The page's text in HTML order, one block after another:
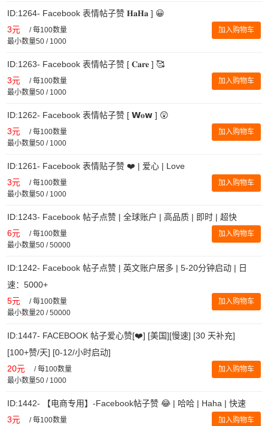
ID:1264- Facebook 表情帖子赞 𝐇𝐚𝐇𝐚 ] 😀
3元 /每100数量
最小数量50 / 1000
加入购物车
ID:1263- Facebook 表情帖子赞 [ 𝐂𝐚𝐫𝐞 ] 🥰
3元 /每100数量
最小数量50 / 1000
加入购物车
ID:1262- Facebook 表情帖子赞 [ 𝗪𝐨𝘄 ] 😲
3元 /每100数量
最小数量50 / 1000
加入购物车
ID:1261- Facebook 表情贴子赞 ❤️ | 爱心 | Love
3元 /每100数量
最小数量50 / 1000
加入购物车
ID:1243- Facebook 帖子点赞 | 全球账户 | 高品质 | 即时 | 超快
6元 /每100数量
最小数量50 / 50000
加入购物车
ID:1242- Facebook 帖子点赞 | 英文账户居多 | 5-20分钟启动 | 日
速：5000+
5元 /每100数量
最小数量20 / 50000
加入购物车
ID:1447- FACEBOOK 帖子爱心赞[❤️] [美国][慢速] [30 天补充]
[100+赞/天] [0-12/小时启动]
20元 /每100数量
最小数量50 / 1000
加入购物车
ID:1442- 【电商专用】-Facebook帖子赞 😂 | 哈哈 | Haha | 快速
3元 /每100数量
加入购物车